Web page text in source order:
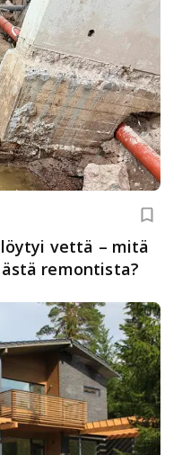
vettä – mitä
remontista?